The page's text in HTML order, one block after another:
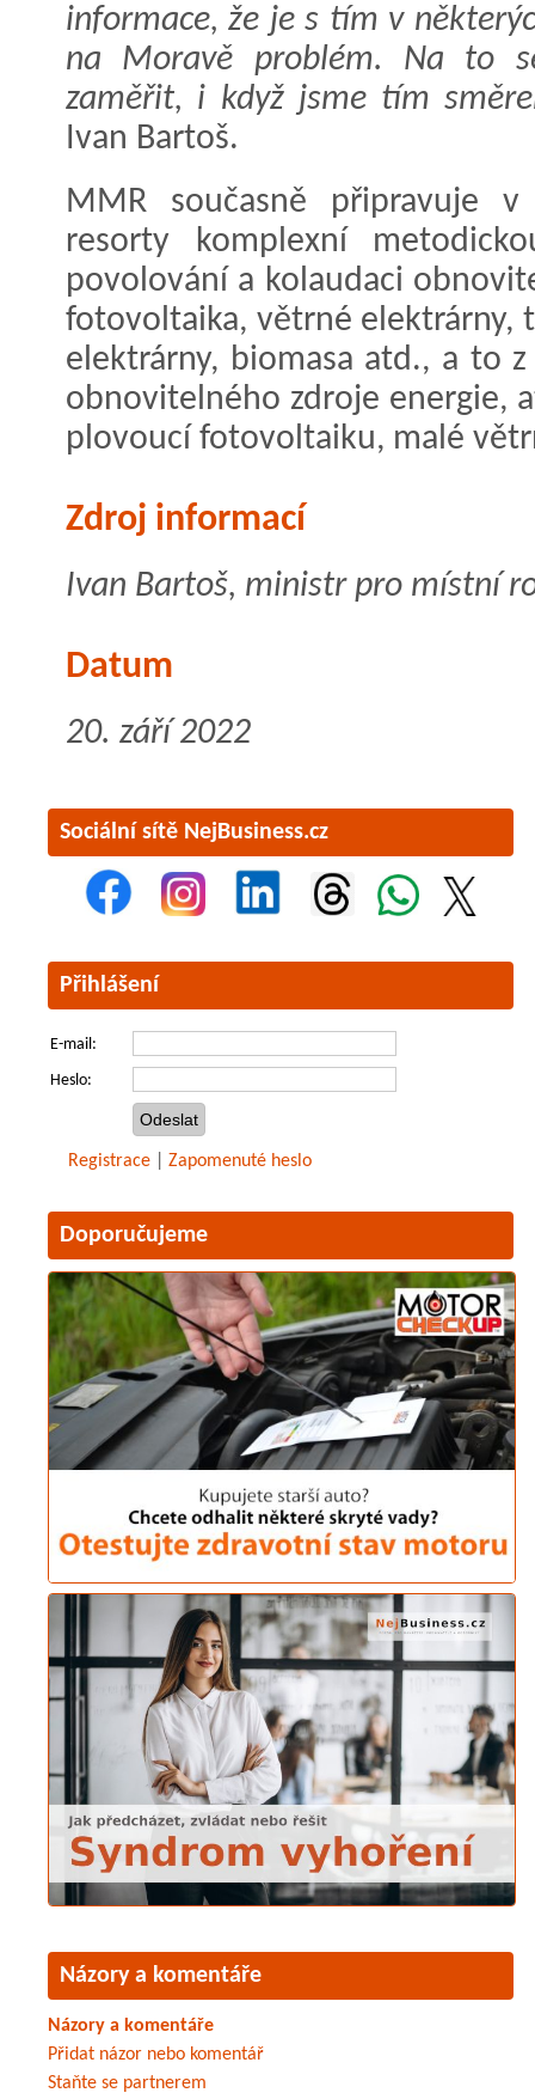
informace, že je s tím v
na Moravě problém. Na to
zaměřit, i když jsme tím
Ivan Bartoš.
MMR současně připravuje
resorty komplexní
povolování a kolaudaci
fotovoltaika, větrné elektrárny,
elektrárny, biomasa atd., a to
obnovitelného zdroje energie,
plovoucí fotovoltaiku, malé
Zdroj informací
Ivan Bartoš, ministr pro místní
Datum
20. září 2022
Sociální sítě NejBusiness.cz
Přihlášení
E-mail:
Heslo:
Registrace Zapomenuté heslo
Doporučujeme
Názory a komentáře
Názory a komentáře
Přidat názor nebo komentář
Staňte se partnerem